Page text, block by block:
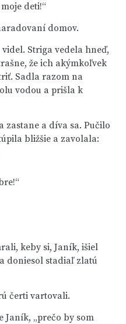
deti!“
domov.
Striga vedela hneď,
že ich akýmkoľvek
Sadla razom na
vodou a prišla k
zastane a díva sa. Pučilo
bližšie a zavolala:
keby si, Janík, išiel
doniesol stadiaľ zlatú
čerti vartovali.
Janík, „prečo by som